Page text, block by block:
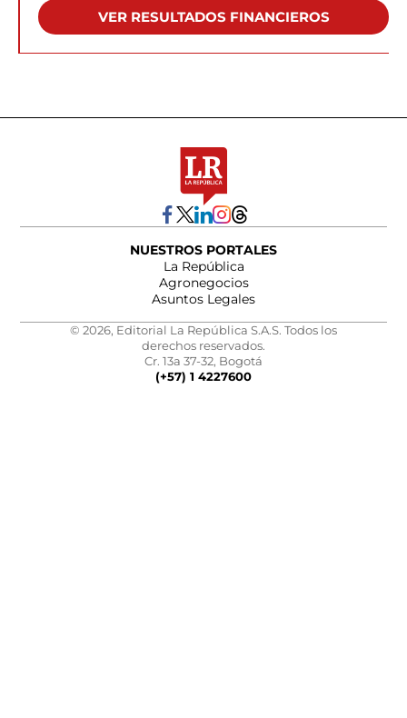
VER RESULTADOS FINANCIEROS
NUESTROS PORTALES
La República
Agronegocios
Asuntos Legales
© 2026, Editorial La República S.A.S. Todos los
derechos reservados.
Cr. 13a 37-32, Bogotá
(+57) 1 4227600